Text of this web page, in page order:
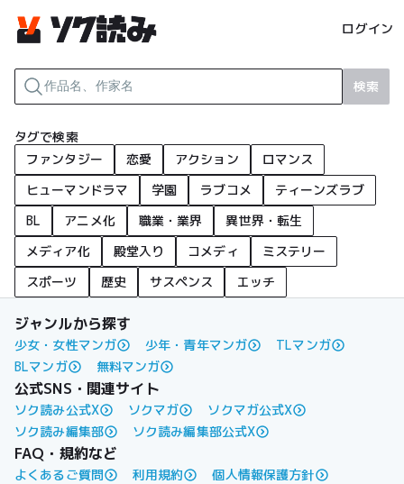
ログイン
検索
タグで検索
ファンタジー
恋愛 アクション
ロマンス
ヒューマンドラマ
学園 ラブコメ
ティーンズラブ
BL
アニメ化 職業・業界
異世界・転生
メディア化
殿堂入り コメディ
ミステリー
スポーツ
歴史 サスペンス エッチ
ジャンルから探す
少女・女性マンガ 少年・青年マンガ
TLマンガ
BLマンガ
無料マンガ
公式SNS・関連サイト
ソク読み公式X ソクマガ
ソクマガ公式X
ソク読み編集部
ソク読み編集部公式X
FAQ・規約など
よくあるご質問 利用規約
個人情報保護方針